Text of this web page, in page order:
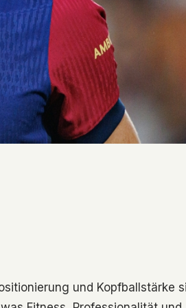
und Kopfballstärke